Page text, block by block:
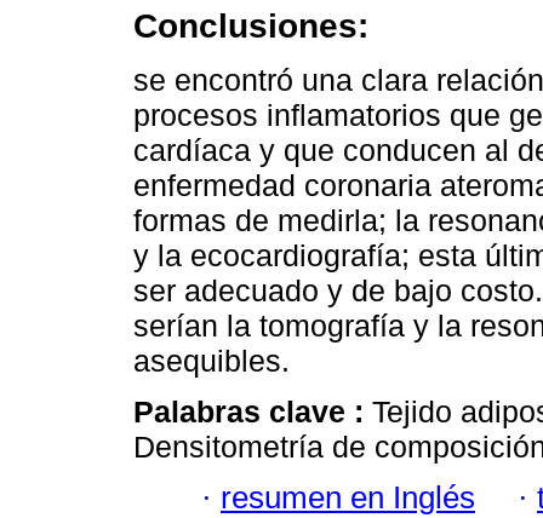
Conclusiones:
se encontró una clara
procesos inflamatorios que
cardíaca y que conducen al
enfermedad coronaria
formas de medirla; la
y la ecocardiografía; esta
ser adecuado y de bajo
serían la tomografía y la
asequibles.
Palabras clave : Tejido
Densitometría de
· resumen en Inglés ·